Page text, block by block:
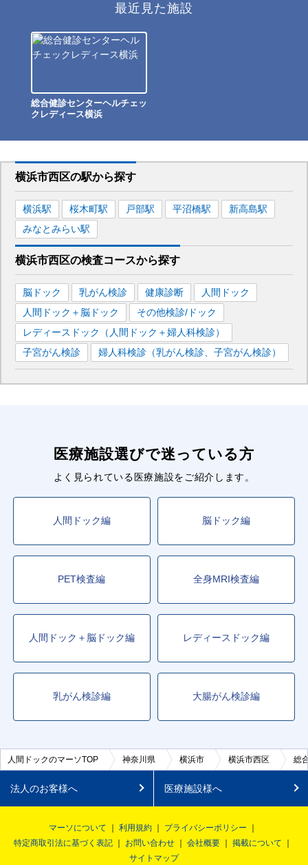
最近見た施設
総合健診センターヘルチェッ
クレディース横浜
横浜市西区の駅から探す
横浜駅 桜木町駅 戸部駅 平沼橋駅 新高島駅
みなとみらい駅
横浜市西区の検査コースから探す
脳ドック 乳がん検診 健康診断
人間ドック
人間ドック＋脳ドック
その他検診/ドック
レディースドック（人間ドック＋婦人科検診）
子宮がん検診
婦人科検診（乳がん検診、子宮がん検診）
医療施設選びで迷っている方
よく見られている医療施設をご紹介します。
人間ドック編 脳ドック編
PET検査編 全身MRI検査編
人間ドック＋脳ドック編 レディースドック編
乳がん検診編 大腸がん検診編
人間ドックのマーソTOP 神奈川県 横浜市 横浜市西区 総
法人のお客様へ 医療施設様へ
マーソについて 利用規約
プライバシーポリシー
特定商取引法に基づく表記
お問い合わせ 会社概要
掲載について
サイトマップ